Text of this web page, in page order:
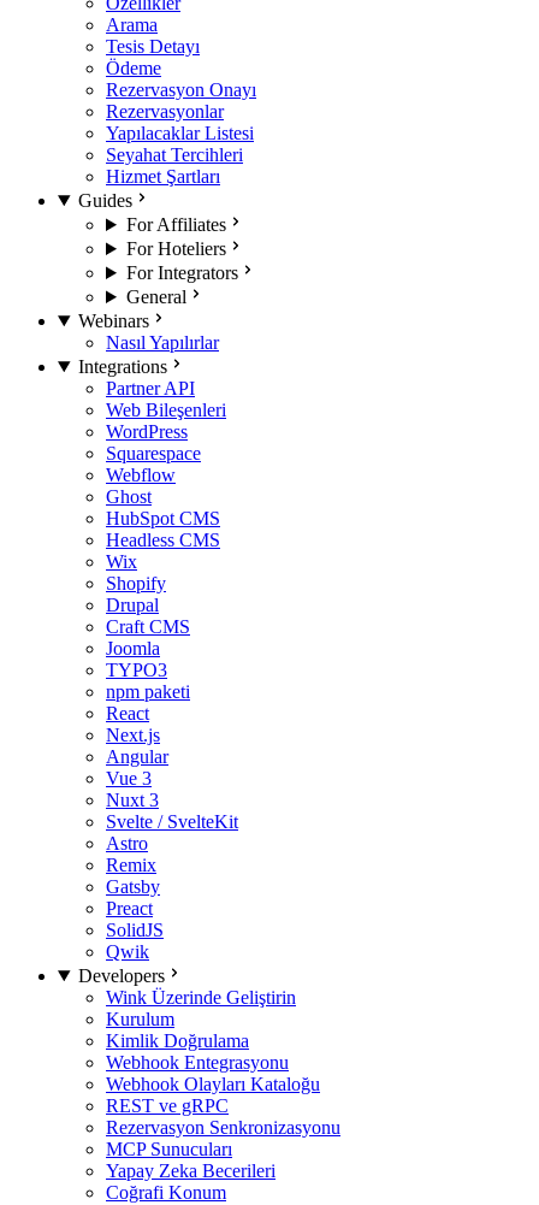
Arama
Tesis Detayı
Ödeme
Rezervasyon Onayı
Rezervasyonlar
Yapılacaklar Listesi
Seyahat Tercihleri
Hizmet Şartları
Guides
For Affiliates
For Hoteliers
For Integrators
General
Webinars
Nasıl Yapılırlar
Integrations
Partner API
Web Bileşenleri
WordPress
Squarespace
Webflow
Ghost
HubSpot CMS
Headless CMS
Wix
Shopify
Drupal
Craft CMS
Joomla
TYPO3
npm paketi
React
Next.js
Angular
Vue 3
Nuxt 3
Svelte / SvelteKit
Astro
Remix
Gatsby
Preact
SolidJS
Qwik
Developers
Wink Üzerinde Geliştirin
Kurulum
Kimlik Doğrulama
Webhook Entegrasyonu
Webhook Olayları Kataloğu
REST ve gRPC
Rezervasyon Senkronizasyonu
MCP Sunucuları
Yapay Zeka Becerileri
Coğrafi Konum